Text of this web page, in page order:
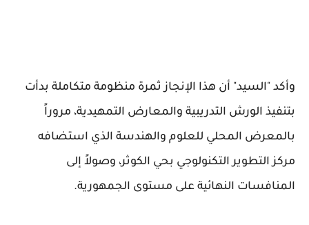
وأكد "السيد" أن هذا الإنجاز ثمرة منظومة متكاملة بدأت
بتنفيذ الورش التدريبية والمعارض التمهيدية، مروراً
بالمعرض المحلي للعلوم والهندسة الذي استضافه
مركز التطوير التكنولوجي بحي الكوثر، وصولاً إلى
المنافسات النهائية على مستوى الجمهورية.